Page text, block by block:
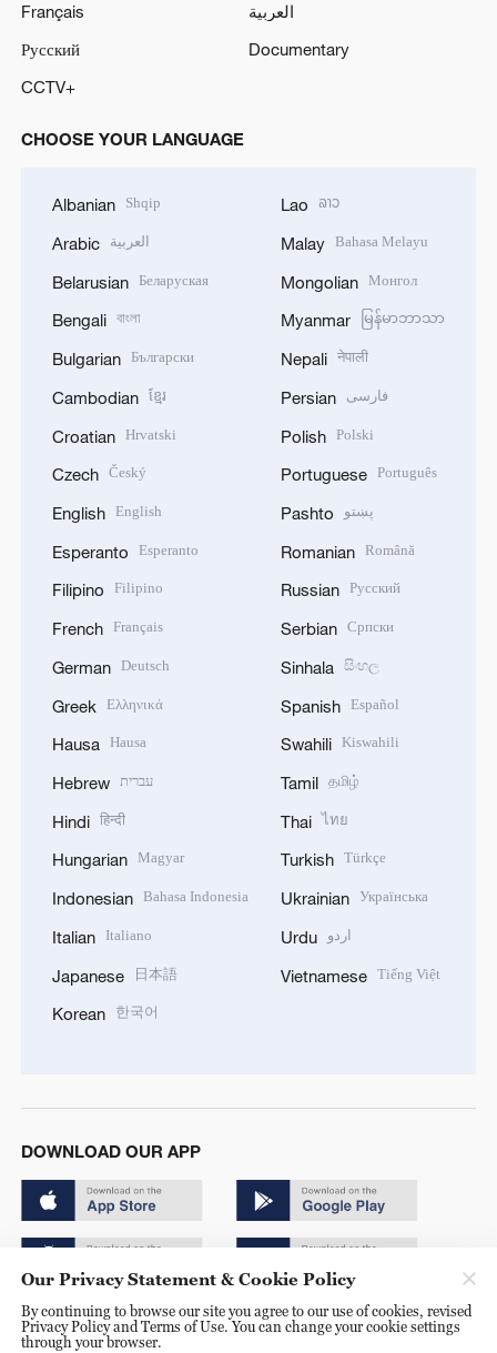
Français
العربية
Русский
Documentary
CCTV+
CHOOSE YOUR LANGUAGE
Albanian Shqip
Arabic العربية
Belarusian Беларуская
Bengali বাংলা
Bulgarian Български
Cambodian ខ្មែរ
Croatian Hrvatski
Czech Český
English English
Esperanto Esperanto
Filipino Filipino
French Français
German Deutsch
Greek Ελληνικά
Hausa Hausa
Hebrew עברית
Hindi हिन्दी
Hungarian Magyar
Indonesian Bahasa Indonesia
Italian Italiano
Japanese 日本語
Korean 한국어
Lao ລາວ
Malay Bahasa Melayu
Mongolian Монгол
Myanmar မြန်မာဘာသာ
Nepali नेपाली
Persian فارسی
Polish Polski
Portuguese Português
Pashto پښتو
Romanian Română
Russian Русский
Serbian Српски
Sinhala සිංහල
Spanish Español
Swahili Kiswahili
Tamil தமிழ்
Thai ไทย
Turkish Türkçe
Ukrainian Українська
Urdu اردو
Vietnamese Tiếng Việt
DOWNLOAD OUR APP
Copyright © 2024 CGTN.
Our Privacy Statement & Cookie Policy
By continuing to browse our site you agree to our use of cookies, revised
Privacy Policy and Terms of Use. You can change your cookie settings
through your browser.